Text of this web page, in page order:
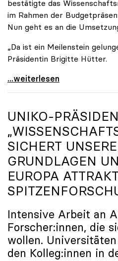
bestätigte das
im Rahmen der
Nun geht es an die
„Da ist ein Meilenstein
Präsidentin Brigitte Hütter.
Universitäten wappnen sich
...weiterlesen
UNIKO-
SICHERT UNSERE
GRUNDLAGEN
EUROPA
Intensive Arbeit an
Forscher:innen, die
wollen.
den Kolleg:innen in